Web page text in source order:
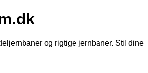
og rigtige jernbaner. Stil dine